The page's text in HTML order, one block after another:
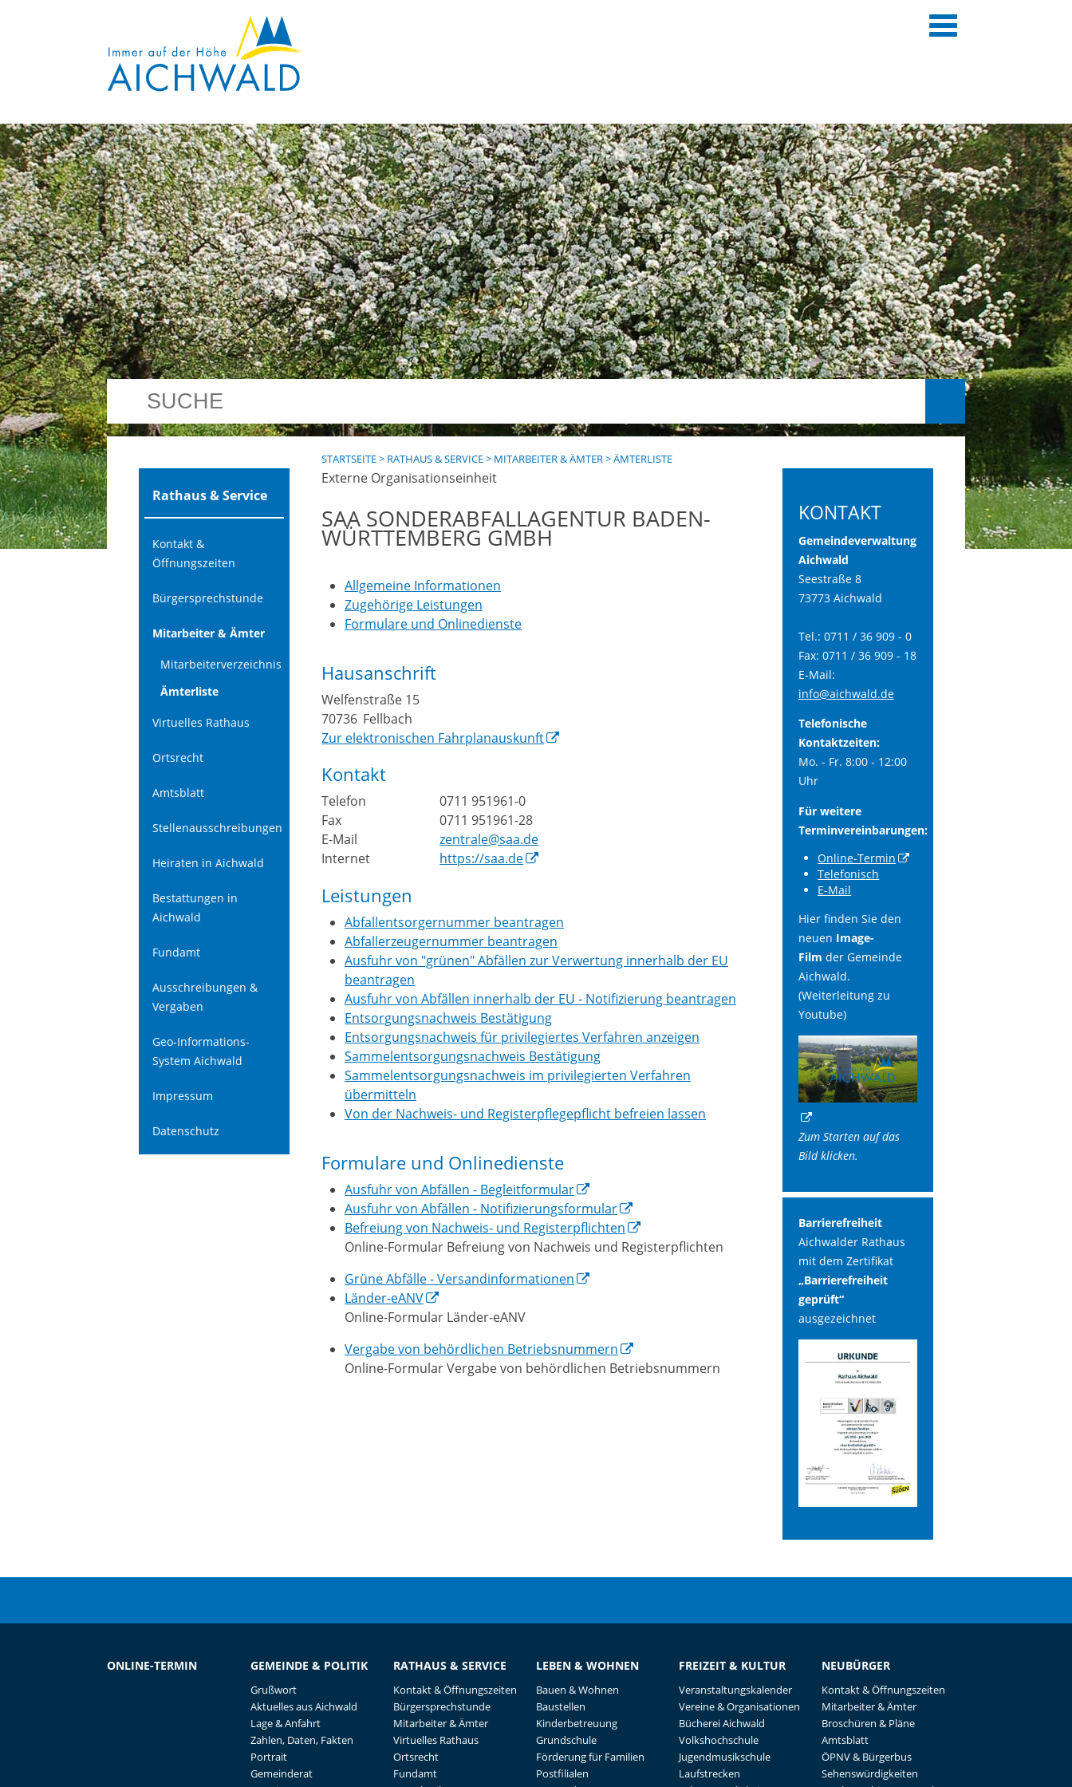
Rathaus & Service
Kontakt &
Öffnungszeiten
Bürgersprechstunde
Mitarbeiter & Ämter
Mitarbeiterverzeichnis
Ämterliste
Virtuelles Rathaus
Ortsrecht
Amtsblatt
Stellenausschreibungen
Heiraten in Aichwald
Bestattungen in
Aichwald
Fundamt
Ausschreibungen &
Vergaben
Geo-Informations-
System Aichwald
Impressum
Datenschutz
STARTSEITE> RATHAUS & SERVICE> MITARBEITER & ÄMTER>ÄMTERLISTE
Externe Organisationseinheit
SAA SONDERABFALLAGENTUR BADEN-
WÜRTTEMBERG GMBH
Allgemeine Informationen
Zugehörige Leistungen
Formulare und Onlinedienste
Hausanschrift
Welfenstraße 15
70736 Fellbach
Zur elektronischen Fahrplanauskunft
Kontakt
Telefon
0711 951961-0
Fax
0711 951961-28
E-Mail
zentrale@saa.de
Internet
https://saa.de
Leistungen
Abfallentsorgernummer beantragen
Abfallerzeugernummer beantragen
Ausfuhr von "grünen" Abfällen zur Verwertung innerhalb der EU
beantragen
Ausfuhr von Abfällen innerhalb der EU - Notifizierung beantragen
Entsorgungsnachweis Bestätigung
Entsorgungsnachweis für privilegiertes Verfahren anzeigen
Sammelentsorgungsnachweis Bestätigung
Sammelentsorgungsnachweis im privilegierten Verfahren
übermitteln
Von der Nachweis- und Registerpflegepflicht befreien lassen
Formulare und Onlinedienste
Ausfuhr von Abfällen - Begleitformular
Ausfuhr von Abfällen - Notifizierungsformular
Befreiung von Nachweis- und Registerpflichten
Online-Formular Befreiung von Nachweis und Registerpflichten
Grüne Abfälle - Versandinformationen
Länder-eANV
Online-Formular Länder-eANV
Vergabe von behördlichen Betriebsnummern
Online-Formular Vergabe von behördlichen Betriebsnummern
KONTAKT
Gemeindeverwaltung
Aichwald
Seestraße 8
73773 Aichwald
Tel.: 0711 / 36 909 - 0
Fax: 0711 / 36 909 - 18
E-Mail:
info@aichwald.de
Telefonische
Kontaktzeiten:
Mo. - Fr. 8:00 - 12:00
Uhr
Für weitere
Terminvereinbarungen:
Online-Termin
Telefonisch
E-Mail
Hier finden Sie den
neuen Image-
Film der Gemeinde
Aichwald.
(Weiterleitung zu
Youtube)
Zum Starten auf das
Bild klicken.
Barrierefreiheit
Aichwalder Rathaus
mit dem Zertifikat
„Barrierefreiheit
geprüft“
ausgezeichnet
ONLINE-TERMIN GEMEINDE & POLITIK
Grußwort
Aktuelles aus Aichwald
Lage & Anfahrt
Zahlen, Daten, Fakten
Portrait
Gemeinderat
RATHAUS & SERVICE
Kontakt & Öffnungszeiten
Bürgersprechstunde
Mitarbeiter & Ämter
Virtuelles Rathaus
Ortsrecht
Fundamt
LEBEN & WOHNEN
Bauen & Wohnen
Baustellen
Kinderbetreuung
Grundschule
Förderung für Familien
Postfilialen
FREIZEIT & KULTUR
Veranstaltungskalender
Vereine & Organisationen
Bücherei Aichwald
Volkshochschule
Jugendmusikschule
Laufstrecken
NEUBÜRGER
Kontakt & Öffnungszeiten
Mitarbeiter & Ämter
Broschüren & Pläne
Amtsblatt
ÖPNV & Bürgerbus
Sehenswürdigkeiten